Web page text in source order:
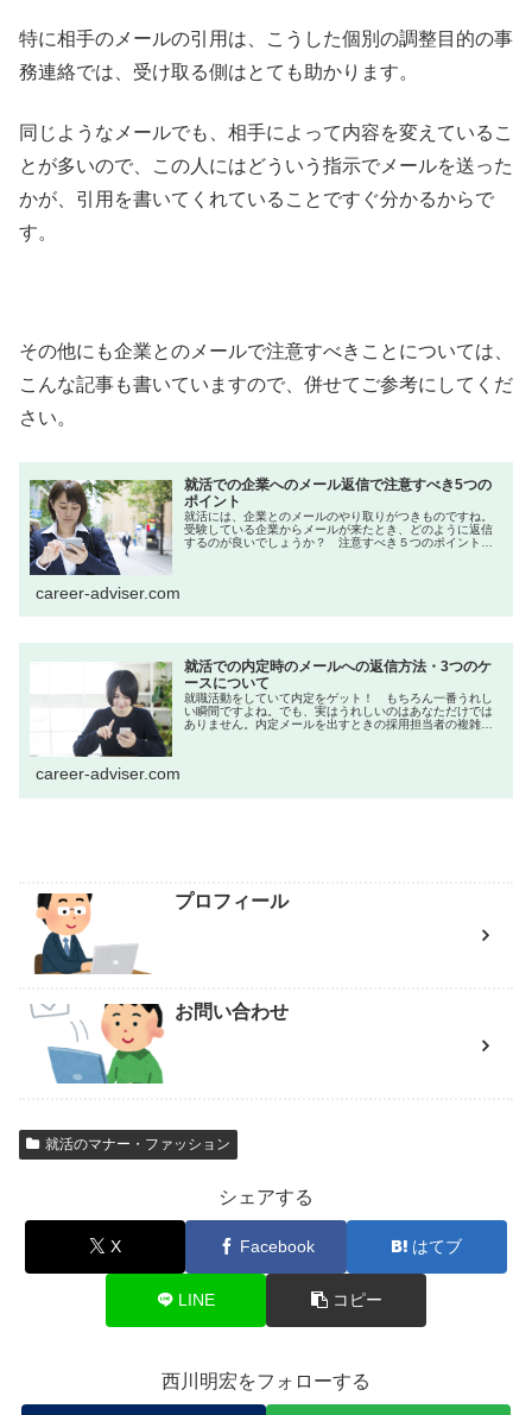
特に相手のメールの引用は、こうした個別の調整目的の事
務連絡では、受け取る側はとても助かります。
同じようなメールでも、相手によって内容を変えているこ
とが多いので、この人にはどういう指示でメールを送った
かが、引用を書いてくれていることですぐ分かるからで
す。
その他にも企業とのメールで注意すべきことについては、
こんな記事も書いていますので、併せてご参考にしてくだ
さい。
就活での企業へのメール返信で注意すべき5つの
ポイント
就活には、企業とのメールのやり取りがつきものですね。
受験している企業からメールが来たとき、どのように返信
するのが良いでしょうか？ 注意すべき５つのポイントに
career-adviser.com
就活での内定時のメールへの返信方法・3つのケ
ースについて
就職活動をしていて内定をゲット！ もちろん一番うれし
い瞬間ですよね。でも、実はうれしいのはあなただけでは
ありません。内定メールを出すときの採用担当者の複雑な
career-adviser.com
プロフィール
お問い合わせ
就活のマナー・ファッション
シェアする
X Facebook はてブ
LINE コピー
西川明宏をフォローする